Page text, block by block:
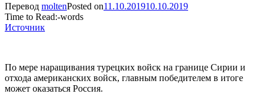
Перевод moltenPosted on11.10.201910.10.2019
Time to Read:-words
Источник
По мере наращивания турецких войск на границе Сирии и
отхода американских войск, главным победителем в итоге
может оказаться Россия.